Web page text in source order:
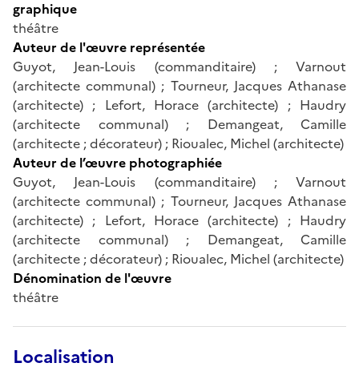
graphique
théâtre
Auteur de l'œuvre représentée
Guyot, Jean-Louis (commanditaire) ; Varnout
(architecte communal) ; Tourneur, Jacques Athanase
(architecte) ; Lefort, Horace (architecte) ; Haudry
(architecte communal) ; Demangeat, Camille
(architecte ; décorateur) ; Rioualec, Michel (architecte)
Auteur de l’œuvre photographiée
Guyot, Jean-Louis (commanditaire) ; Varnout
(architecte communal) ; Tourneur, Jacques Athanase
(architecte) ; Lefort, Horace (architecte) ; Haudry
(architecte communal) ; Demangeat, Camille
(architecte ; décorateur) ; Rioualec, Michel (architecte)
Dénomination de l'œuvre
théâtre
Localisation